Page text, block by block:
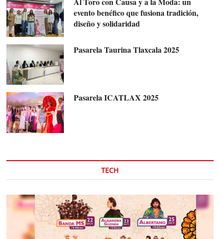
evento benéfico que fusiona tradición,
diseño y solidaridad
Pasarela Taurina Tlaxcala 2025
Pasarela ICATLAX 2025
TECH